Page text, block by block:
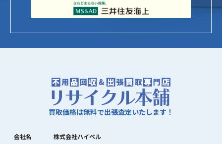
買取価格は無料で出張査定いたします！
会社名
株式会社ハイペル